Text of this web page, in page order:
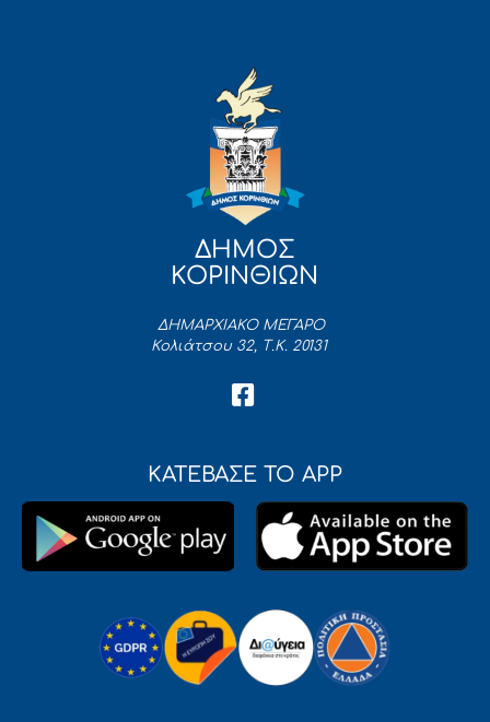
ΔΗΜΟΣ
ΚΟΡΙΝΘΙΩΝ
ΔΗΜΑΡΧΙΑΚΟ ΜΕΓΑΡΟ
Κολιάτσου 32, Τ.Κ. 20131
ΚΑΤΕΒΑΣΕ ΤΟ APP